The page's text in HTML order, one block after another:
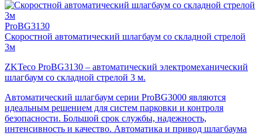
ProBG3130
Скоростной автоматический шлагбаум со складной стрелой
3м
ZKTeco ProBG3130 – автоматический электромеханический
шлагбаум со складной стрелой 3 м.
Автоматический шлагбаум серии ProBG3000 являются
идеальным решением для систем парковки и контроля
безопасности. Большой срок службы, надежность,
интенсивность и качество. Автоматика и привод шлагбаума